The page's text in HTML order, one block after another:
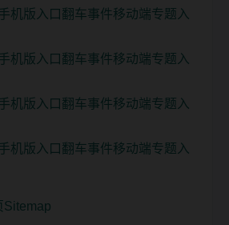
机版入口翻车事件移动端专题入
机版入口翻车事件移动端专题入
机版入口翻车事件移动端专题入
机版入口翻车事件移动端专题入
Sitemap